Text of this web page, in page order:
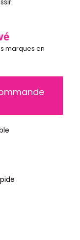
marques en